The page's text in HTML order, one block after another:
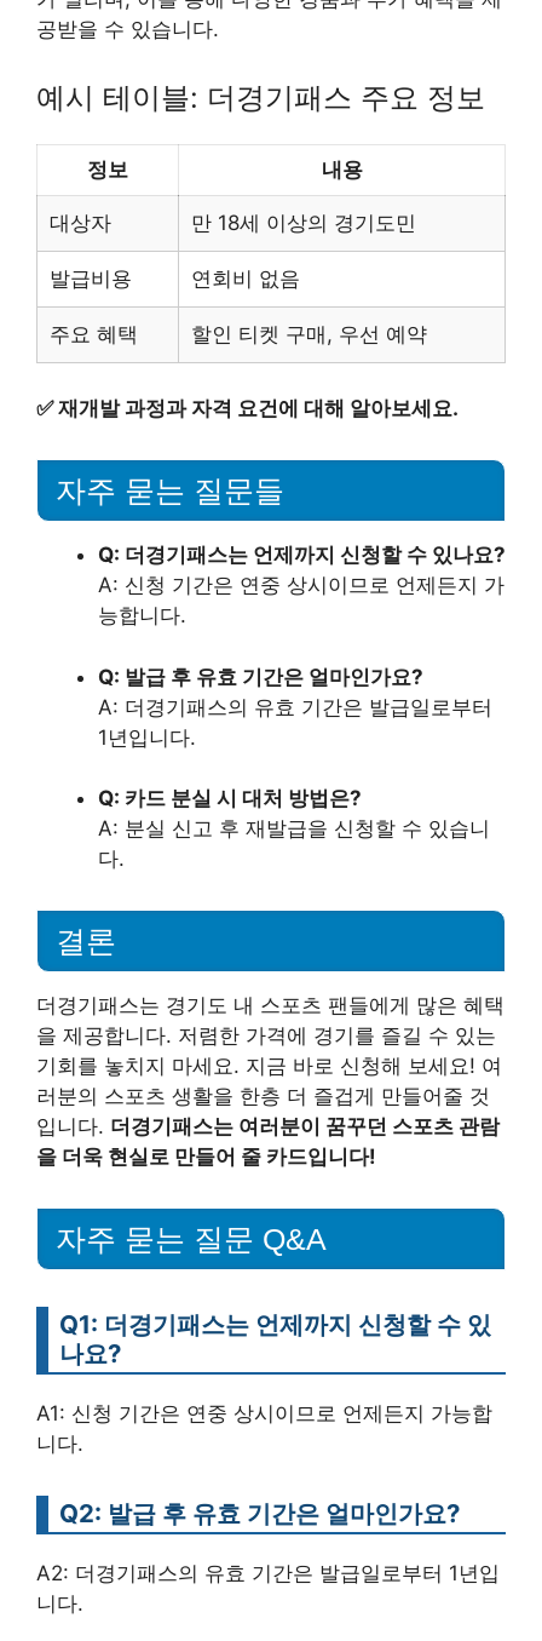
공받을 수 있습니다.
예시 테이블: 더경기패스 주요 정보
정보 내용
대상자 만 18세 이상의 경기도민
발급비용 연회비 없음
주요 혜택 할인 티켓 구매, 우선 예약
✅재개발 과정과 자격 요건에 대해 알아보세요.
자주 묻는 질문들
Q: 더경기패스는 언제까지 신청할 수 있나요?
A: 신청 기간은 연중 상시이므로 언제든지 가
능합니다.
Q: 발급 후 유효 기간은 얼마인가요?
A: 더경기패스의 유효 기간은 발급일로부터
1년입니다.
Q: 카드 분실 시 대처 방법은?
A: 분실 신고 후 재발급을 신청할 수 있습니
다.
결론
더경기패스는 경기도 내 스포츠 팬들에게 많은 혜택
을 제공합니다. 저렴한 가격에 경기를 즐길 수 있는
기회를 놓치지 마세요. 지금 바로 신청해 보세요! 여
러분의 스포츠 생활을 한층 더 즐겁게 만들어줄 것
입니다. 더경기패스는 여러분이 꿈꾸던 스포츠 관람
을 더욱 현실로 만들어 줄 카드입니다!
자주 묻는 질문 Q&A
Q1: 더경기패스는 언제까지 신청할 수 있
나요?
A1: 신청 기간은 연중 상시이므로 언제든지 가능합
니다.
Q2: 발급 후 유효 기간은 얼마인가요?
A2: 더경기패스의 유효 기간은 발급일로부터 1년입
니다.